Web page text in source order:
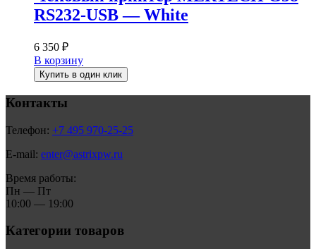
RS232-USB — White
6 350 ₽
В корзину
Купить в один клик
Контакты
Телефон: +7 495 970-25-25
E-mail: enter@astrixpw.ru
Время работы:
Пн — Пт
10:00 — 19:00
Категории товаров